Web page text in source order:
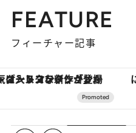
FEATURE
フィーチャー記事
「土佐和ハーブかき氷」がOMO7高知に登